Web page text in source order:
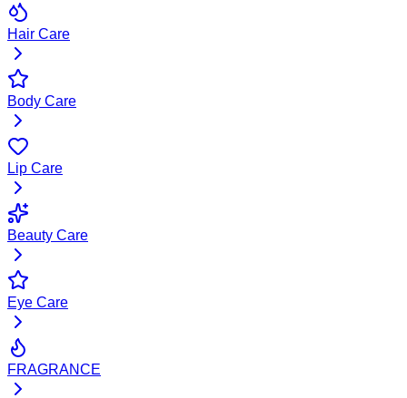
Hair Care
Body Care
Lip Care
Beauty Care
Eye Care
FRAGRANCE